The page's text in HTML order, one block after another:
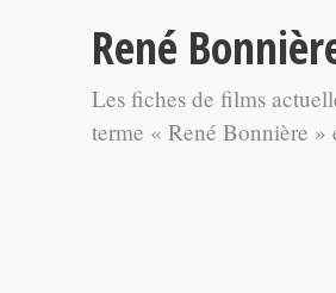
René
Les fiches de films
terme « René Bonnière »